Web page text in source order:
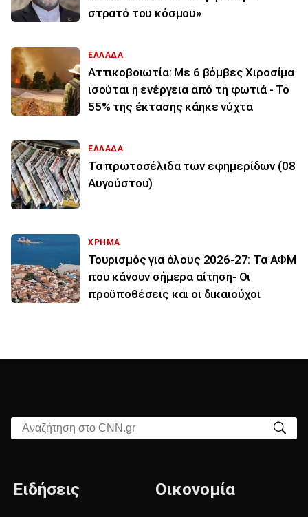
στρατό του κόσμου»
ΕΛΛΑΔΑ
Αττικοβοιωτία: Με 6 βόμβες Χιροσίμα
ισούται η ενέργεια από τη φωτιά - Το
55% της έκτασης κάηκε νύχτα
ΕΛΛΑΔΑ
Τα πρωτοσέλιδα των εφημερίδων (08
Αυγούστου)
ΧΡΗΜΑ
Τουρισμός για όλους 2026-27: Τα ΑΦΜ
που κάνουν σήμερα αίτηση- Οι
προϋποθέσεις και οι δικαιούχοι
Αναζήτηση στο CNN.gr
Ειδήσεις Οικονομία